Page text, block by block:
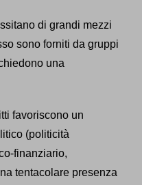
di grandi mezzi
sono forniti da gruppi
una
favoriscono un
(politicità
finanziario,
tentacolare presenza